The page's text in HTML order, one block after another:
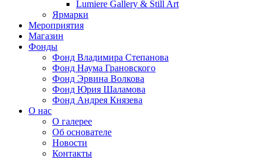
Lumiere Gallery & Still Art
Ярмарки
Мероприятия
Магазин
Фонды
Фонд Владимира Степанова
Фонд Наума Грановского
Фонд Эрвина Волкова
Фонд Юрия Шаламова
Фонд Андрея Князева
О нас
О галерее
Об основателе
Новости
Контакты